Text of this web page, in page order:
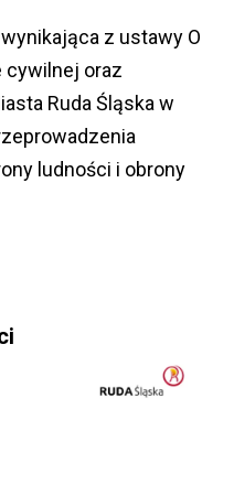
z ustawy O
cywilnej oraz
Ruda Śląska w
ludności i obrony